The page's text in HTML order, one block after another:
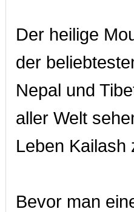
Der heilige
der
Nepal und
aller Welt
Leben Kailash
Bevor man